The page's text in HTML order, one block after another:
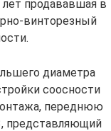
продававшая в
винторезный
диаметра
соосности
переднюю
представляющий